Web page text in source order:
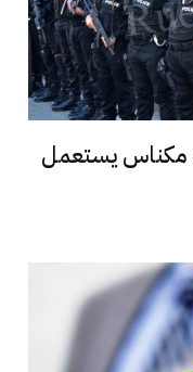
مكناس يستعمل